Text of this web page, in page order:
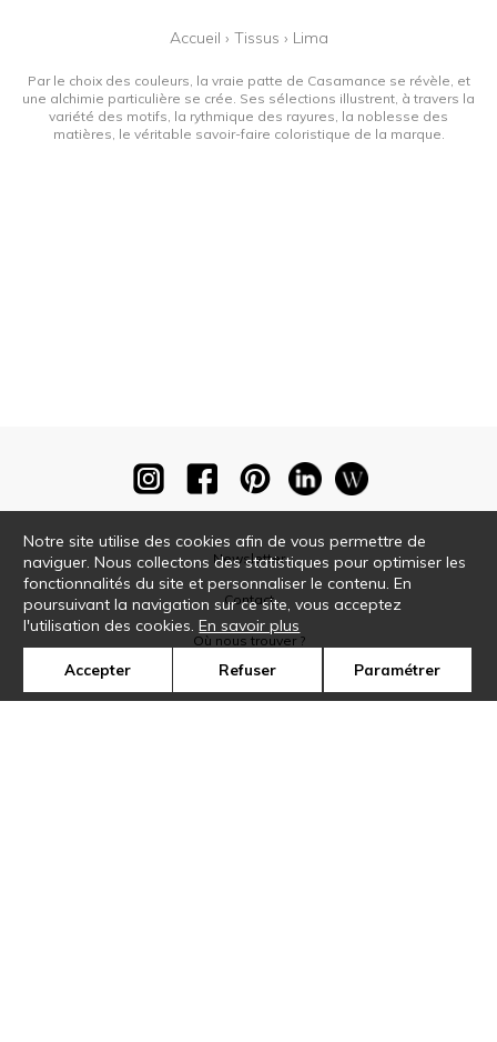
Accueil › Tissus › Lima
Par le choix des couleurs, la vraie patte de Casamance se révèle, et
une alchimie particulière se crée. Ses sélections illustrent, à travers la
variété des motifs, la rythmique des rayures, la noblesse des
matières, le véritable savoir-faire coloristique de la marque.
Newsletter
Contact
Où nous trouver ?
Notre site utilise des cookies afin de vous permettre de
naviguer. Nous collectons des statistiques pour optimiser les
fonctionnalités du site et personnaliser le contenu. En
poursuivant la navigation sur ce site, vous acceptez
l'utilisation des cookies.En savoir plus
Accepter Refuser Paramétrer